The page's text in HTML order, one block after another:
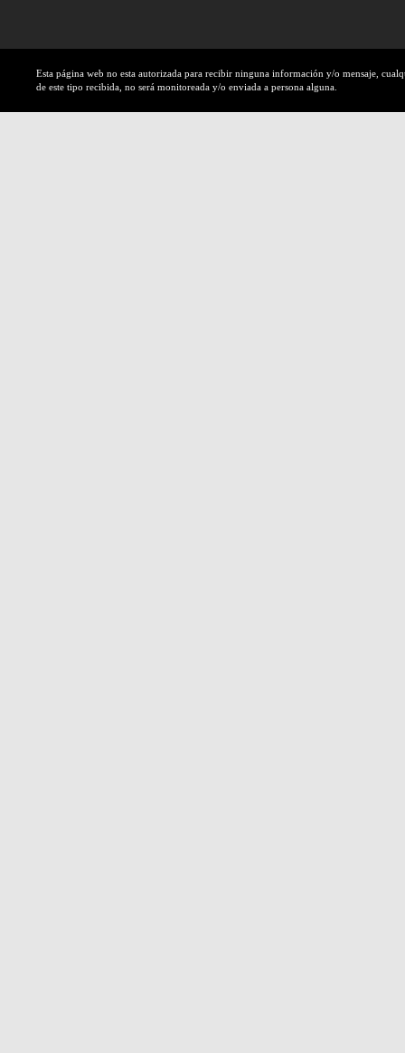
Esta página web no esta autorizada para recibir ninguna información y/o mensaje,
de este tipo recibida, no será monitoreada y/o enviada a persona alguna.